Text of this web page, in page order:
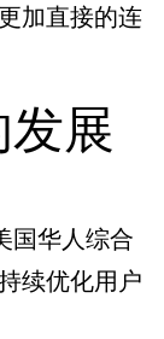
加直接的连
展
国华人综合
续优化用户